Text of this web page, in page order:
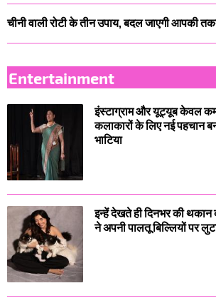
चीनी वाली रोटी के तीन उपाय, बदल जाएगी आपकी
Entertainment
इंस्टाग्राम और यूट्यूब केवल
कलाकारों के लिए नई पहचान
भाटिया
इन्हें देखते ही दिनभर की थकान
ने अपनी पालतू बिल्लियों पर